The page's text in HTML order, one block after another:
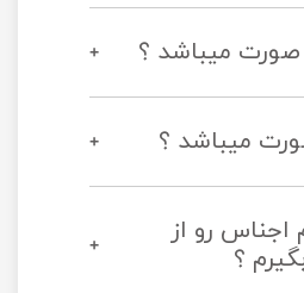
صورت میباشد ؟
میباشد ؟
اجناس رو از
؟